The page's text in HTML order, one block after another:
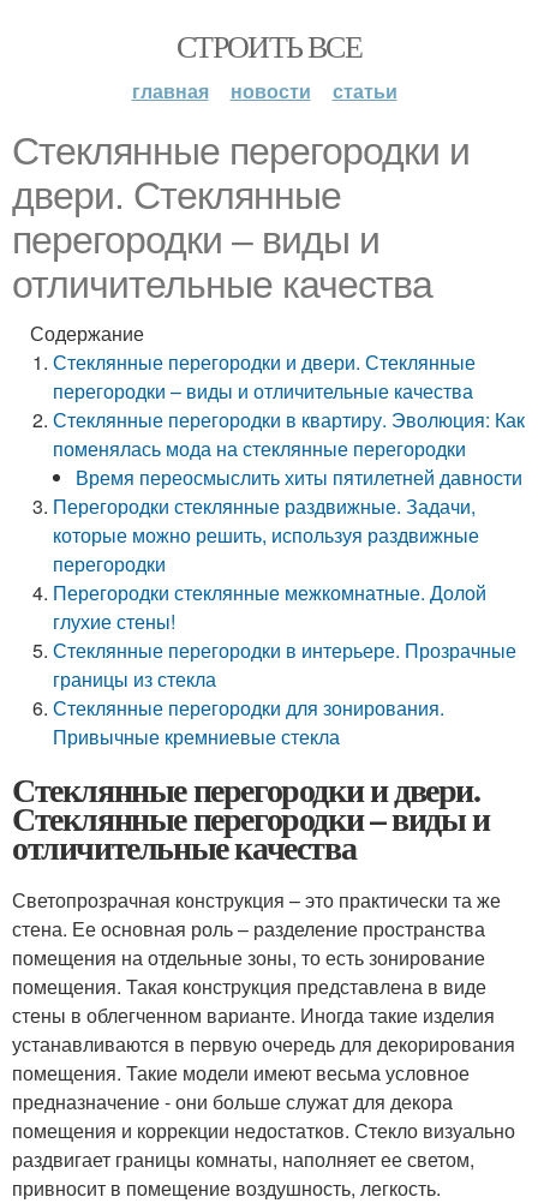
СТРОИТЬ ВСЕ
главная новости статьи
Стеклянные перегородки и
двери. Стеклянные
перегородки – виды и
отличительные качества
Содержание
Стеклянные перегородки и двери. Стеклянные
перегородки – виды и отличительные качества
Стеклянные перегородки в квартиру. Эволюция: Как
поменялась мода на стеклянные перегородки
Время переосмыслить хиты пятилетней давности
Перегородки стеклянные раздвижные. Задачи,
которые можно решить, используя раздвижные
перегородки
Перегородки стеклянные межкомнатные. Долой
глухие стены!
Стеклянные перегородки в интерьере. Прозрачные
границы из стекла
Стеклянные перегородки для зонирования.
Привычные кремниевые стекла
Стеклянные перегородки и двери.
Стеклянные перегородки – виды и
отличительные качества
Светопрозрачная конструкция – это практически та же
стена. Ее основная роль – разделение пространства
помещения на отдельные зоны, то есть зонирование
помещения. Такая конструкция представлена в виде
стены в облегченном варианте. Иногда такие изделия
устанавливаются в первую очередь для декорирования
помещения. Такие модели имеют весьма условное
предназначение - они больше служат для декора
помещения и коррекции недостатков. Стекло визуально
раздвигает границы комнаты, наполняет ее светом,
привносит в помещение воздушность, легкость.